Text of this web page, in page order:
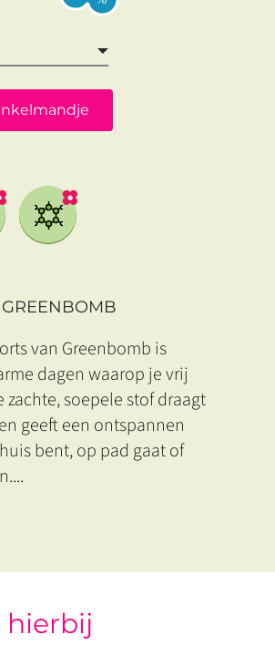
GREENBOMB
van Greenbomb is
dagen waarop je vrij
soepele stof draagt
geeft een ontspannen
bent, op pad gaat of
...
hierbij